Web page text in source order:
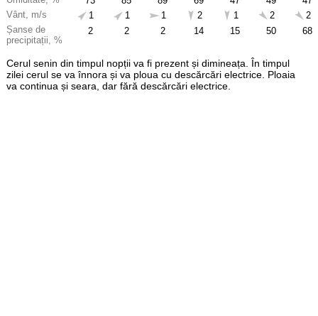
Vânt, m/s
Șanse de
precipitații, %
1
19
1
2
1
2
1
2
2
14
1
15
2
50
2
68
Cerul senin din timpul nopții va fi prezent și dimineața. În timpul
zilei cerul se va înnora și va ploua cu descărcări electrice. Ploaia
va continua și seara, dar fără descărcări electrice.